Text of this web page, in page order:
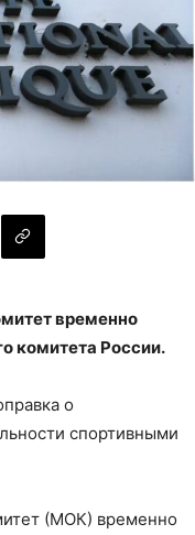
временно
комитета России.
о
спортивными
(МОК) временно